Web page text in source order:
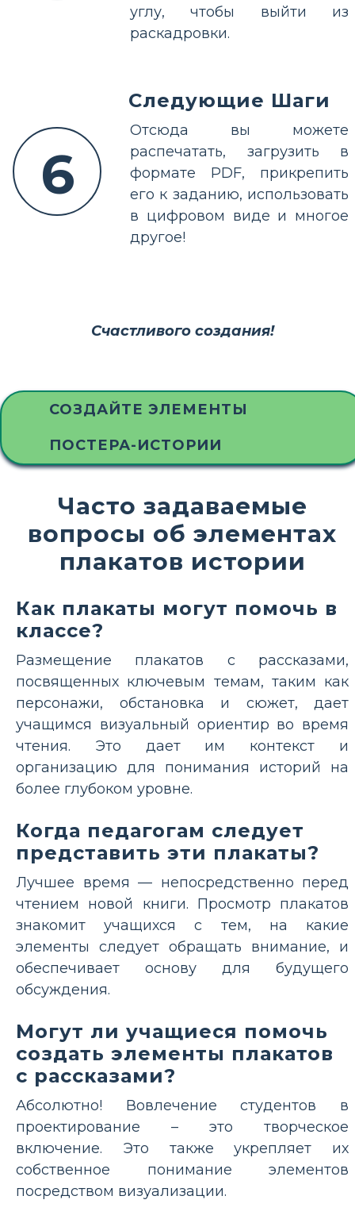
углу, чтобы выйти из
раскадровки.
6
Следующие Шаги
Отсюда вы можете
распечатать, загрузить в
формате PDF, прикрепить
его к заданию, использовать
в цифровом виде и многое
другое!
Счастливого создания!
СОЗДАЙТЕ ЭЛЕМЕНТЫ
ПОСТЕРА-ИСТОРИИ
Часто задаваемые
вопросы об элементах
плакатов истории
Как плакаты могут помочь в
классе?
Размещение плакатов с рассказами,
посвященных ключевым темам, таким как
персонажи, обстановка и сюжет, дает
учащимся визуальный ориентир во время
чтения. Это дает им контекст и
организацию для понимания историй на
более глубоком уровне.
Когда педагогам следует
представить эти плакаты?
Лучшее время — непосредственно перед
чтением новой книги. Просмотр плакатов
знакомит учащихся с тем, на какие
элементы следует обращать внимание, и
обеспечивает основу для будущего
обсуждения.
Могут ли учащиеся помочь
создать элементы плакатов
с рассказами?
Абсолютно! Вовлечение студентов в
проектирование – это творческое
включение. Это также укрепляет их
собственное понимание элементов
посредством визуализации.